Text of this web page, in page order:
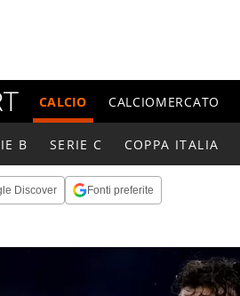
CALCIO CALCIOMERCATO
B SERIE C COPPA ITALIA
Discover Fonti preferite